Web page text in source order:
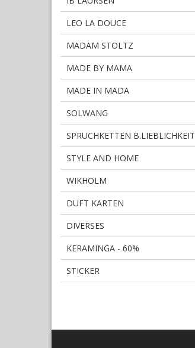
LEO LA DOUCE
MADAM STOLTZ
MADE BY MAMA
MADE IN MADA
SOLWANG
SPRUCHKETTEN B.LIEBLICHKEIT
STYLE AND HOME
WIKHOLM
DUFT KARTEN
DIVERSES
KERAMINGA - 60%
STICKER